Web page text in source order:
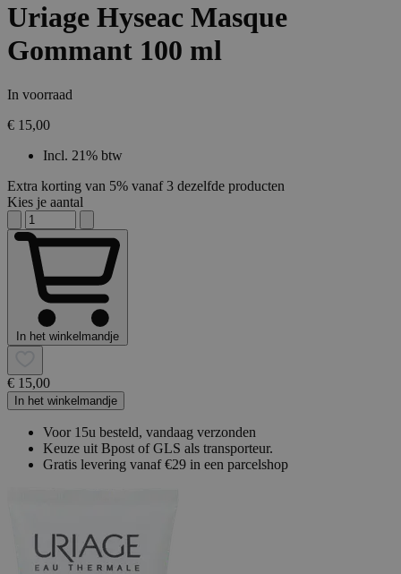
Uriage Hyseac Masque
Gommant 100 ml
In voorraad
€ 15,00
Incl. 21% btw
Extra korting van 5% vanaf 3 dezelfde producten
Kies je aantal
In het winkelmandje
€ 15,00
In het winkelmandje
Voor 15u besteld, vandaag verzonden
Keuze uit Bpost of GLS als transporteur.
Gratis levering vanaf €29 in een parcelshop